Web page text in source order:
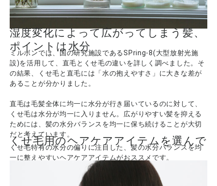
湿度変化によって広がってしまう髪、
ポイントは水分
ミルボンでは、国の研究施設であるSPring-8(大型放射光施
設)を活用して、直毛とくせ毛の違いを詳しく調べました。そ
の結果、くせ毛と直毛には「水の抱えやすさ」に大きな差が
あることが分かりました。
直毛は毛髪全体に均一に水分が行き届いているのに対して、
くせ毛は水分が均一に入りません。広がりやすい髪を抑える
ためには、髪の水分バランスを均一に保ち続けることが大切
だと考えています。
くせ毛用のヘアケアアイテムを選んで
くせ毛特有の水分の偏りに注目した、髪の水分バランスを均
一に整えやすいヘアケアアイテムがおススメです。